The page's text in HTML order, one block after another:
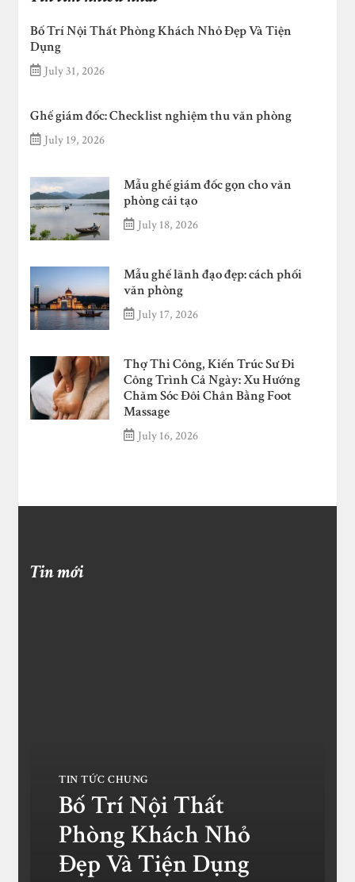
Bố Trí Nội Thất Phòng Khách Nhỏ Đẹp Và Tiện
Dụng
July 31, 2026
Ghế giám đốc: Checklist nghiệm thu văn phòng
July 19, 2026
Mẫu ghế giám đốc gọn cho văn
phòng cải tạo
July 18, 2026
Mẫu ghế lãnh đạo đẹp: cách phối
văn phòng
July 17, 2026
Thợ Thi Công, Kiến Trúc Sư Đi
Công Trình Cả Ngày: Xu Hướng
Chăm Sóc Đôi Chân Bằng Foot
Massage
July 16, 2026
Tin mới
TIN TỨC CHUNG
Bố Trí Nội Thất
Phòng Khách Nhỏ
Đẹp Và Tiện Dụng